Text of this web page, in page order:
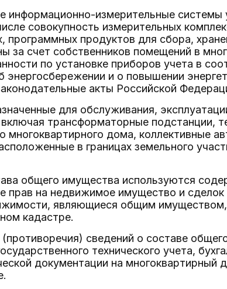
информационно-измерительные системы
совокупность измерительных
программных продуктов для сбора,
за счет собственников помещений в
по установке приборов учета в
энергосбережении и о повышении
акты Российской
для обслуживания,
трансформаторные подстанции,
многоквартирного дома, коллективные
в границах земельного
общего имущества используются
прав на недвижимое имущество и
являющиеся общим
кадастре.
сведений о составе
технического учета,
документации на